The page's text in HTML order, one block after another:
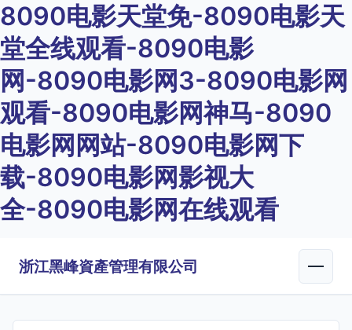
8090电影天堂免-8090电影天
堂全线观看-8090电影
网-8090电影网3-8090电影网
观看-8090电影网神马-8090
电影网网站-8090电影网下
载-8090电影网影视大
全-8090电影网在线观看
浙江黑峰資產管理有限公司